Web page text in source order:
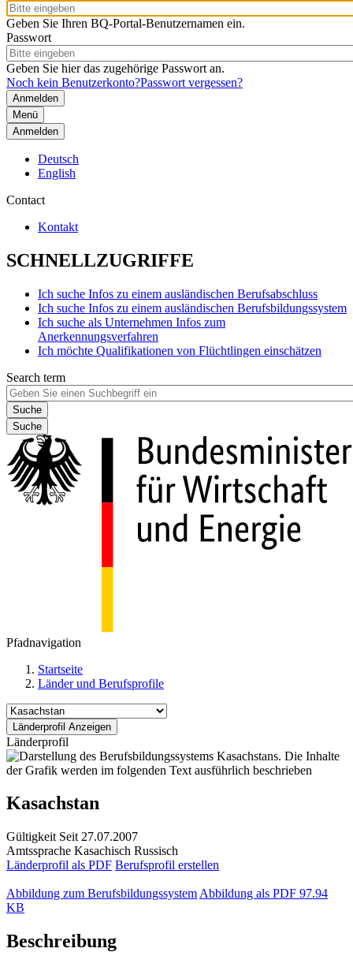
Geben Sie Ihren BQ-Portal-Benutzernamen ein.
Passwort
Geben Sie hier das zugehörige Passwort an.
Noch kein Benutzerkonto?Passwort vergessen?
Menü
Anmelden
Deutsch
English
Contact
Kontakt
SCHNELLZUGRIFFE
Ich suche Infos zu einem ausländischen Berufsabschluss
Ich suche Infos zu einem ausländischen Berufsbildungssystem
Ich suche als Unternehmen Infos zum
Anerkennungsverfahren
Ich möchte Qualifikationen von Flüchtlingen einschätzen
Search term
Suche
Pfadnavigation
Startseite
Länder und Berufsprofile
Länderprofil
Kasachstan
Gültigkeit Seit 27.07.2007
Amtssprache Kasachisch Russisch
Länderprofil als PDF Berufsprofil erstellen
Abbildung zum Berufsbildungssystem Abbildung als PDF 97.94
KB
Beschreibung